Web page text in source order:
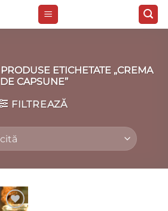
PRODUSE ETICHETATE „CREMA
DE CAPSUNE”
FILTREAZĂ